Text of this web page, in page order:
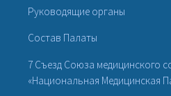
Руководящие органы
Состав Палаты
7 Съезд Союза медицинского
«Национальная Медицинская